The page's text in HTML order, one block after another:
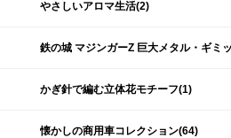
やさしいアロマ生活(2)
鉄の城 マジンガーZ 巨大メタル・ギミ
かぎ針で編む立体花モチーフ(1)
懐かしの商用車コレクション(64)